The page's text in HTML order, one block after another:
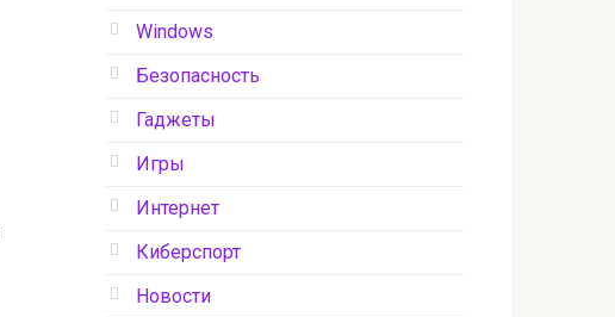
Windows
Безопасность
Гаджеты
Игры
Интернет
Киберспорт
Новости